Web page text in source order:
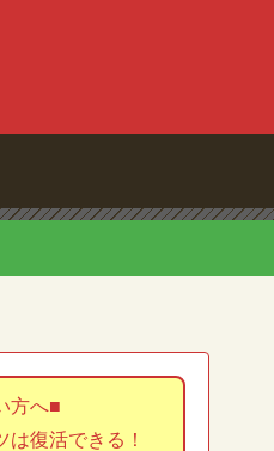
方へ■
復活できる！